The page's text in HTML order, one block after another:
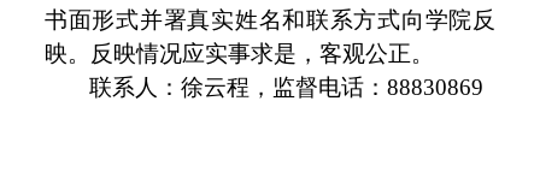
书面形式并署真实姓名和联系方式向学院反
映。反映情况应实事求是，客观公正。
联系人：徐云程，监督电话：88830869